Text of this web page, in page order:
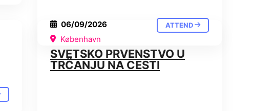
06/09/2026 ATTEND
København
SVETSKO PRVENSTVO U
TRČANJU NA CESTI